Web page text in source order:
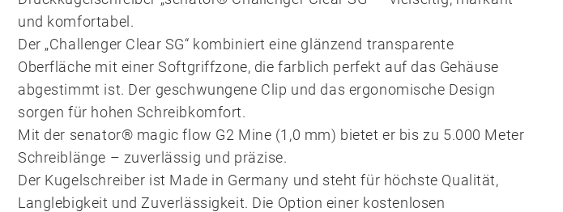
und komfortabel.
Der „Challenger Clear SG“ kombiniert eine glänzend transparente
Oberfläche mit einer Softgriffzone, die farblich perfekt auf das Gehäuse
abgestimmt ist. Der geschwungene Clip und das ergonomische Design
sorgen für hohen Schreibkomfort.
Mit der senator® magic flow G2 Mine (1,0 mm) bietet er bis zu 5.000 Meter
Schreiblänge – zuverlässig und präzise.
Der Kugelschreiber ist Made in Germany und steht für höchste Qualität,
Langlebigkeit und Zuverlässigkeit. Die Option einer kostenlosen